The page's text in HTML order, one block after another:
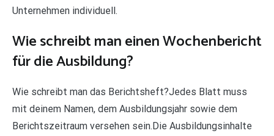
Unternehmen individuell.
Wie schreibt man einen Wochenbericht
für die Ausbildung?
Wie schreibt man das Berichtsheft?Jedes Blatt muss
mit deinem Namen, dem Ausbildungsjahr sowie dem
Berichtszeitraum versehen sein.Die Ausbildungsinhalte